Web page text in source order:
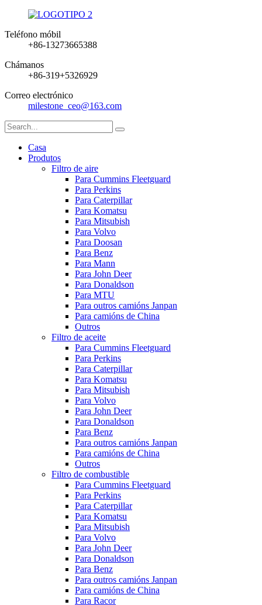
Teléfono móbil
+86-13273665388
Chámanos
+86-319+5326929
Correo electrónico
milestone_ceo@163.com
Casa
Produtos
Filtro de aire
Para Cummins Fleetguard
Para Perkins
Para Caterpillar
Para Komatsu
Para Mitsubish
Para Volvo
Para Doosan
Para Benz
Para Mann
Para John Deer
Para Donaldson
Para MTU
Para outros camións Janpan
Para camións de China
Outros
Filtro de aceite
Para Cummins Fleetguard
Para Perkins
Para Caterpillar
Para Komatsu
Para Mitsubish
Para Volvo
Para John Deer
Para Donaldson
Para Benz
Para outros camións Janpan
Para camións de China
Outros
Filtro de combustible
Para Cummins Fleetguard
Para Perkins
Para Caterpillar
Para Komatsu
Para Mitsubish
Para Volvo
Para John Deer
Para Donaldson
Para Benz
Para outros camións Janpan
Para camións de China
Para Racor